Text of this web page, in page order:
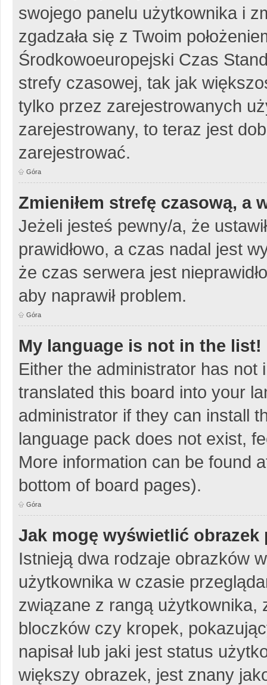
swojego panelu użytkownika i
zgadzała się z Twoim
Środkowoeuropejski Czas
strefy czasowej, tak jak
tylko przez zarejestrowanych
zarejestrowany, to teraz jest
zarejestrować.
Góra
Zmieniłem strefę czasową, a
Jeżeli jesteś pewny/a, że
prawidłowo, a czas nadal jest
że czas serwera jest
aby naprawił problem.
Góra
My language is not in the list!
Either the administrator has
translated this board into your
administrator if they can install
language pack does not exist,
More information can be found
bottom of board pages).
Góra
Jak mogę wyświetlić
Istnieją dwa rodzaje obrazków
użytkownika w czasie
związane z rangą użytkownika,
bloczków czy kropek,
napisał lub jaki jest status
większy obrazek, jest znany